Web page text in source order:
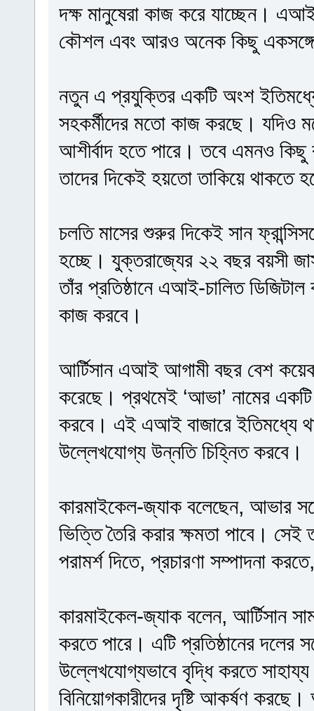
দক্ষ মানুষেরা কাজ করে যাচ্ছেন।
কৌশল এবং আরও অনেক কিছু
নতুন এ প্রযুক্তির একটি অংশ
সহকর্মীদের মতো কাজ করছে। যদিও
আশীর্বাদ হতে পারে। তবে এমনও কিছু
তাদের দিকেই হয়তো তাকিয়ে থাকতে
চলতি মাসের শুরুর দিকেই সান
হচ্ছে। যুক্তরাজ্যের ২২ বছর বয়সী
তাঁর প্রতিষ্ঠানে এআই-চালিত ডিজিটাল
কাজ করবে।
আর্টিসান এআই আগামী বছর বেশ
করেছে। প্রথমেই ‘আভা’ নামের
করবে। এই এআই বাজারে ইতিমধ্যে
উল্লেখযোগ্য উন্নতি চিহ্নিত করবে।
কারমাইকেল-জ্যাক বলেছেন, আভার
ভিত্তি তৈরি করার ক্ষমতা পাবে।
পরামর্শ দিতে, প্রচারণা সম্পাদনা
কারমাইকেল-জ্যাক বলেন, আর্টিসান
করতে পারে। এটি প্রতিষ্ঠানের দলের
উল্লেখযোগ্যভাবে বৃদ্ধি করতে
বিনিয়োগকারীদের দৃষ্টি আকর্ষণ